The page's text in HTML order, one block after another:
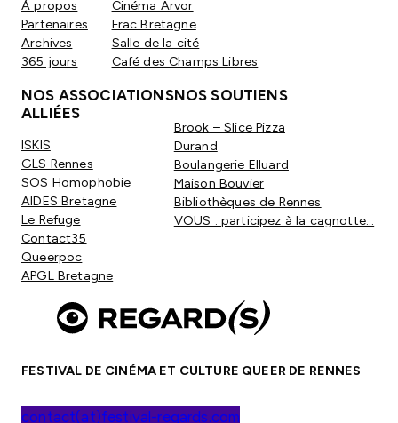
À propos
Partenaires
Archives
365 jours
Cinéma Arvor
Frac Bretagne
Salle de la cité
Café des Champs Libres
NOS ASSOCIATIONS
ALLIÉES
ISKIS
GLS Rennes
SOS Homophobie
AIDES Bretagne
Le Refuge
Contact35
Queerpoc
APGL Bretagne
NOS SOUTIENS
Brook – Slice Pizza
Durand
Boulangerie Elluard
Maison Bouvier
Bibliothèques de Rennes
VOUS : participez à la cagnotte…
FESTIVAL DE CINÉMA ET CULTURE QUEER DE RENNES
contact(at)festival-regards.com